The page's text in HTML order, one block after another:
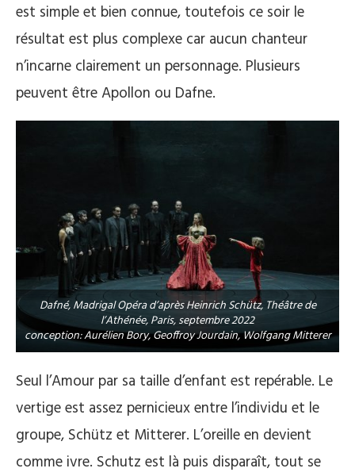
est simple et bien connue, toutefois ce soir le
résultat est plus complexe car aucun chanteur
n’incarne clairement un personnage. Plusieurs
peuvent être Apollon ou Dafne.
Dafné, Madrigal Opéra d’après Heinrich Schütz, Théâtre de
l’Athénée, Paris, septembre 2022
conception: Aurélien Bory, Geoffroy Jourdain, Wolfgang Mitterer
Seul l’Amour par sa taille d’enfant est repérable. Le
vertige est assez pernicieux entre l’individu et le
groupe, Schütz et Mitterer. L’oreille en devient
comme ivre. Schutz est là puis disparaît, tout se